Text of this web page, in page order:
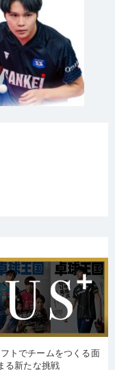
フトでチームをつくる面
る新たな挑戦